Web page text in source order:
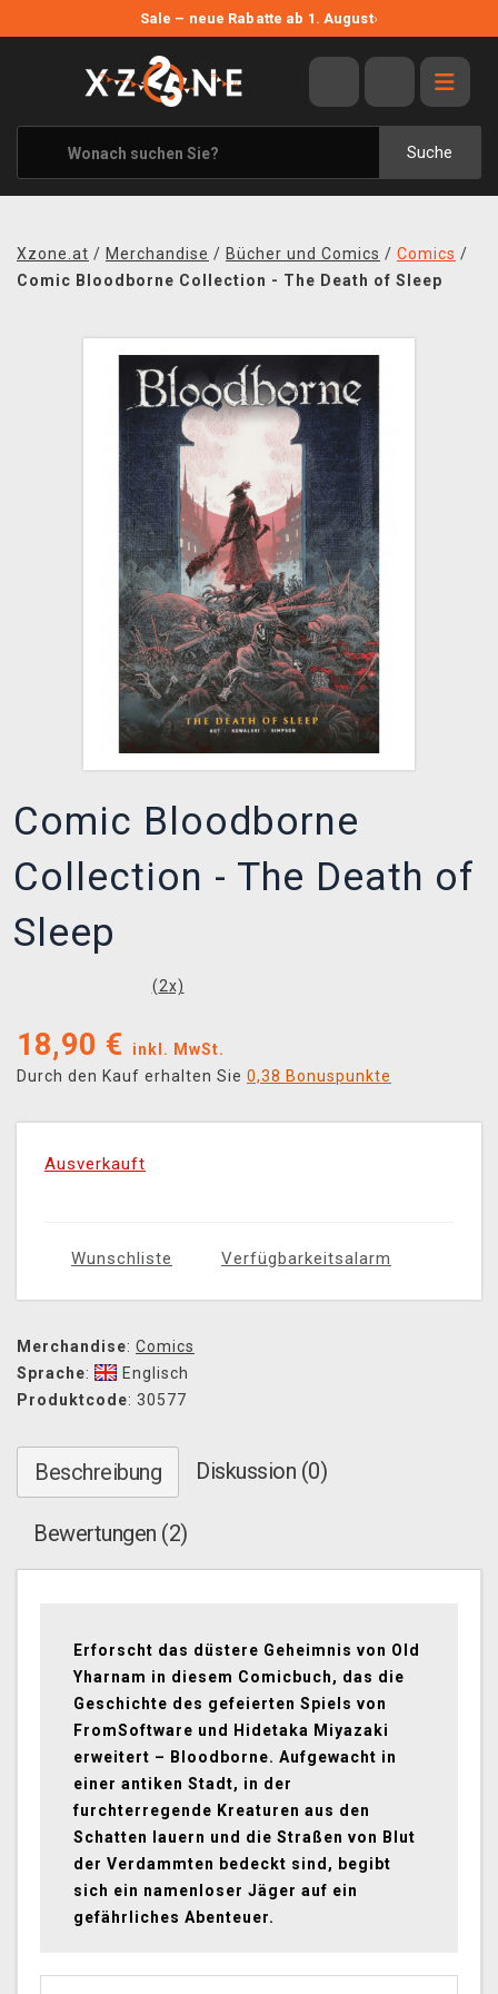
Sale – neue Rabatte ab 1. August›
Suche
ANGEBOTE
ALLE MARKEN
XZONE ORIGINALS
KLEIDUNG & ACCESSOIRES
BÜCHER & COMICS
XZONE CLUB
Xzone.at / Merchandise / Bücher und Comics / Comics /
Comic Bloodborne Collection - The Death of Sleep
Comic Bloodborne
Collection - The Death of
Sleep
(2x)
18,90 €
inkl. MwSt.
Durch den Kauf erhalten Sie 0,38 Bonuspunkte
Ausverkauft
Wunschliste Verfügbarkeitsalarm
Merchandise: Comics
Sprache:
Englisch
Produktcode: 30577
Beschreibung Diskussion (0)
Bewertungen (2)
Erforscht das düstere Geheimnis von Old
Yharnam in diesem Comicbuch, das die
Geschichte des gefeierten Spiels von
FromSoftware und Hidetaka Miyazaki
erweitert – Bloodborne. Aufgewacht in
einer antiken Stadt, in der
furchterregende Kreaturen aus den
Schatten lauern und die Straßen von Blut
der Verdammten bedeckt sind, begibt
sich ein namenloser Jäger auf ein
gefährliches Abenteuer.